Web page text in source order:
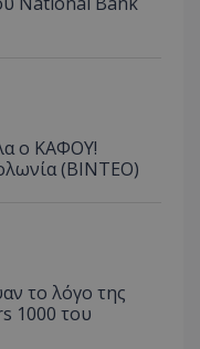
ο ΚΑΦΟΥ!
(ΒΙΝΤΕΟ)
το λόγο της
1000 του